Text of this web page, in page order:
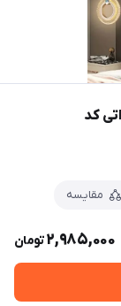
کد
مقایسه
2,985,000تومان